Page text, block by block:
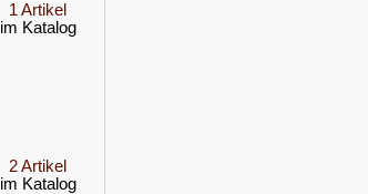
1 Artikel
im Katalog
2 Artikel
im Katalog